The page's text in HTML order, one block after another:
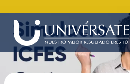
contenido